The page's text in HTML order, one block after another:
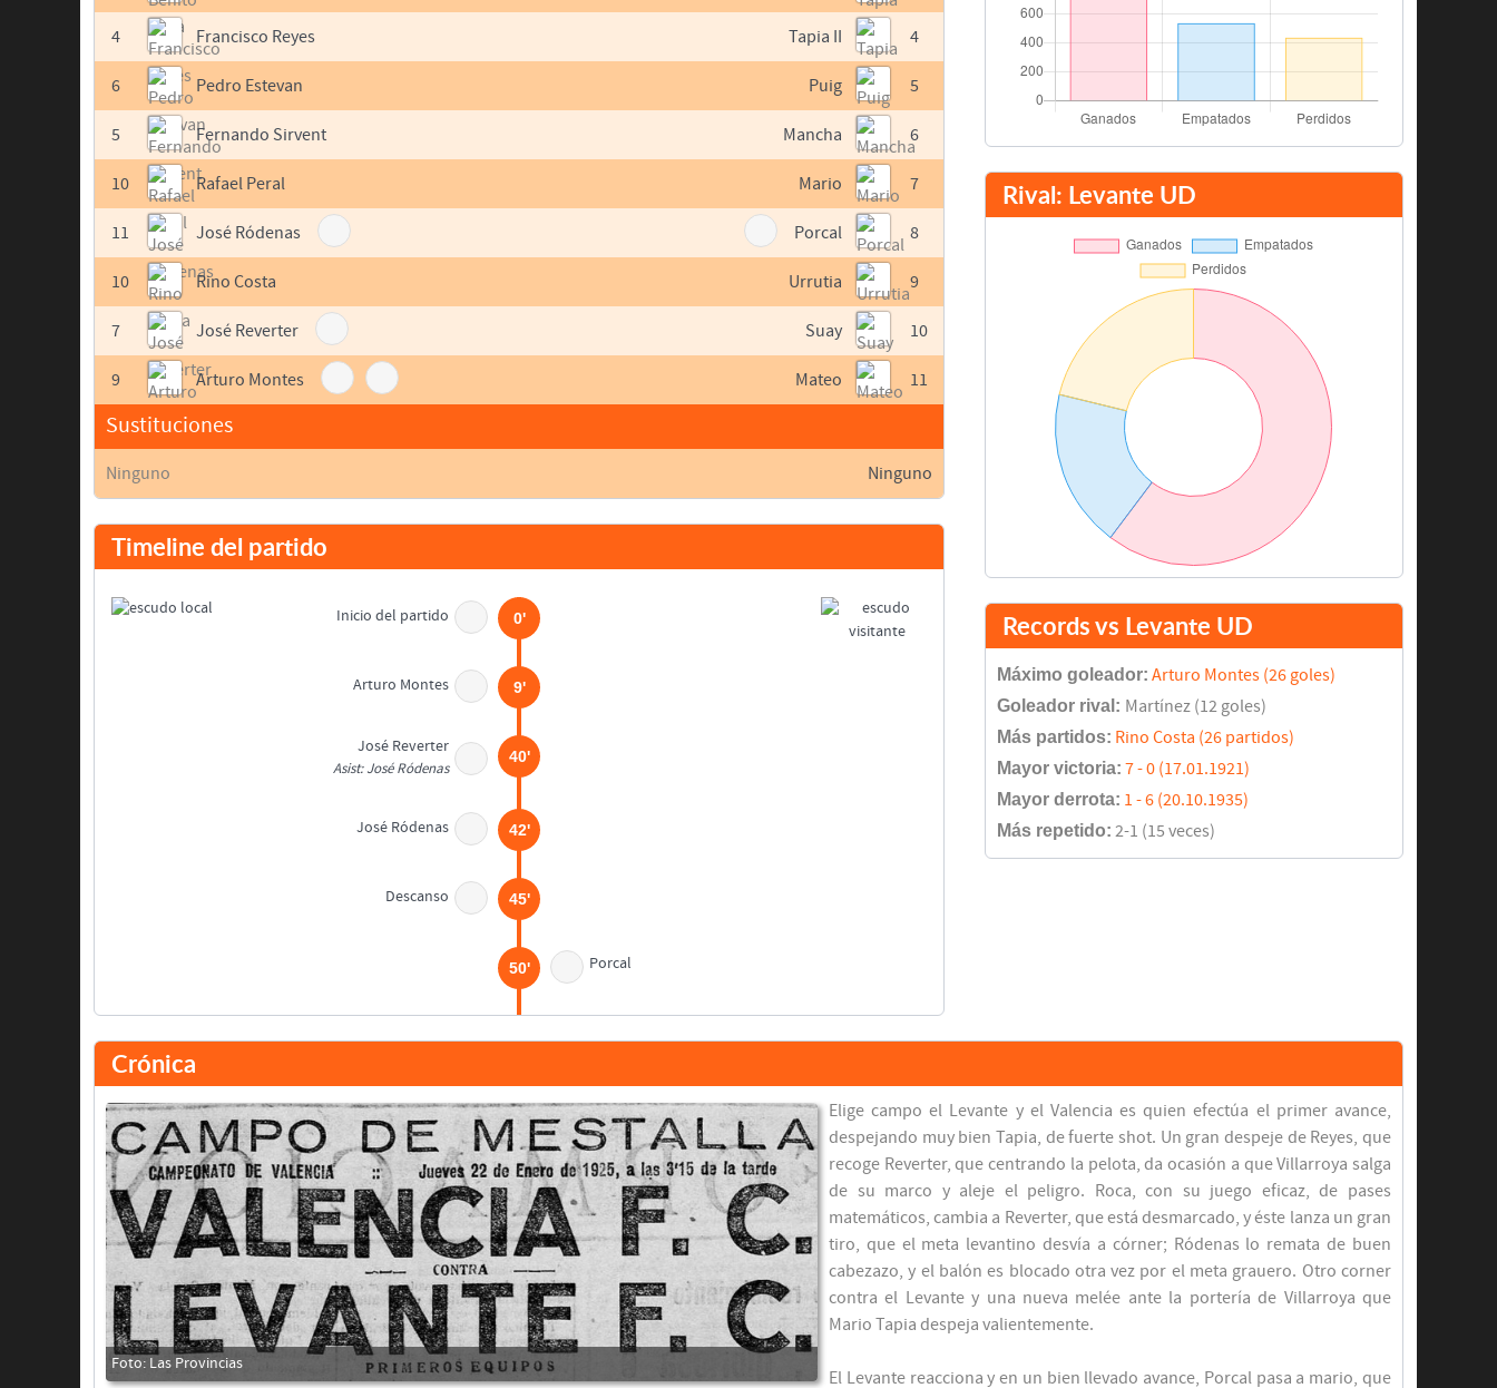
4 Francisco Reyes
6 Pedro Estevan
5 Fernando Sirvent
10 Rafael Peral
11 José Ródenas
10 Rino Costa
7 José Reverter
9 Arturo Montes
Sustituciones
Ninguno
4
Tapia II
5
Puig
6
Mancha
7
Mario
8
Porcal
9
Urrutia
10
Suay
11
Mateo
Ninguno
Timeline del partido
Inicio del partido 0'
Arturo Montes 9'
José Reverter
Asist: José Ródenas
40'
José Ródenas 42'
Descanso 45'
Porcal
50'
85'
Final del partido 90'
Rival: Levante UD
Records vs Levante UD
Máximo goleador: Arturo Montes (26 goles)
Goleador rival: Martínez (12 goles)
Más partidos: Rino Costa (26 partidos)
Mayor victoria: 7 - 0 (17.01.1921)
Mayor derrota: 1 - 6 (20.10.1935)
Más repetido: 2-1 (15 veces)
Crónica
Elige campo el Levante y el Valencia es quien efectúa el primer avance,
despejando muy bien Tapia, de fuerte shot. Un gran despeje de Reyes, que
recoge Reverter, que centrando la pelota, da ocasión a que Villarroya salga
de su marco y aleje el peligro. Roca, con su juego eficaz, de pases
matemáticos, cambia a Reverter, que está desmarcado, y éste lanza un gran
tiro, que el meta levantino desvía a córner; Ródenas lo remata de buen
cabezazo, y el balón es blocado otra vez por el meta grauero. Otro corner
contra el Levante y una nueva melée ante la portería de Villarroya que
Mario Tapia despeja valientemente.
El Levante reacciona y en un bien llevado avance, Porcal pasa a mario, que